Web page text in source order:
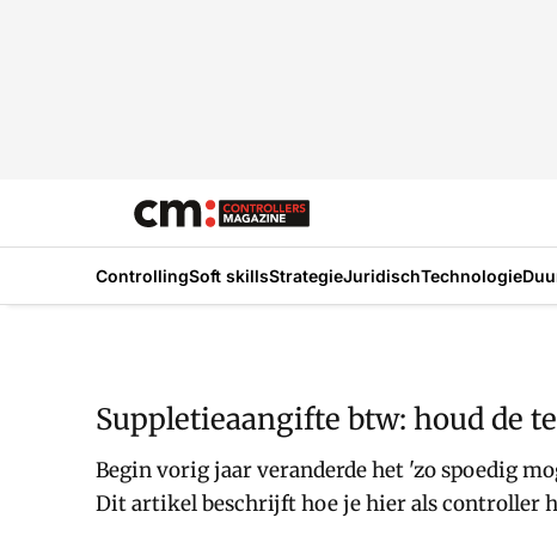
ControllingSoft skillsStrategieJuridischTechnologie
Suppletieaangifte btw: houd de
Begin vorig jaar veranderde het 'zo spoedig
Dit artikel beschrijft hoe je hier als controller